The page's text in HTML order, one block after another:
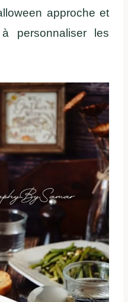
approche et
personnaliser les